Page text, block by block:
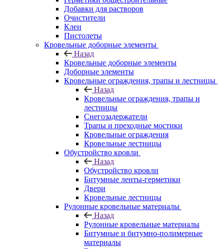
Добавки для растворов
Очистители
Клеи
Пистолеты
Кровельные доборные элементы
Назад
Кровельные доборные элементы
Доборные элементы
Кровельные ограждения, трапы и лестницы
Назад
Кровельные ограждения, трапы и
лестницы
Снегозадержатели
Трапы и преходные мостики
Кровельные ограждения
Кровельные лестницы
Обустройство кровли
Назад
Обустройство кровли
Битумные ленты-герметики
Двери
Кровельные лестницы
Рулонные кровельные материалы
Назад
Рулонные кровельные материалы
Битумные и битумно-полимерные
материалы